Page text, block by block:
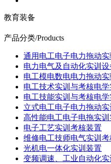
教育装备
产品分类/Products
通用电工电子电力拖动实
电力电气及自动化实训设
电工模电数电电力拖动
电工技术实训与考核电
电工技能实训与考核电
立式电工电子电力拖动
高性能电工电子电拖实
电子工艺实训考核装置
维修电工技师电气实训考
光机电一体化实训装置
变频调速、工业自动化实